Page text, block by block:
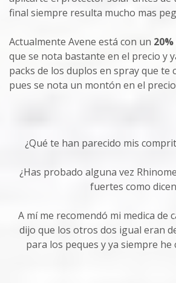
final siempre resulta mucho mas
Actualmente Avene está con un
que se nota bastante en el precio y
packs de los duplos en spray que te
pues se nota un montón en el
¿Qué te han parecido mis
¿Has probado alguna vez
fuertes como
A mí me recomendó mi medica de
dijo que los otros dos igual eran
para los peques y ya siempre